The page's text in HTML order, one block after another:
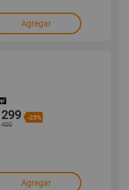
Agregar
299 -25%
400
Agregar